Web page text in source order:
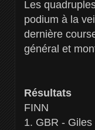
Les
podium à la
dernière
général et
Résultats
FINN
1. GBR -